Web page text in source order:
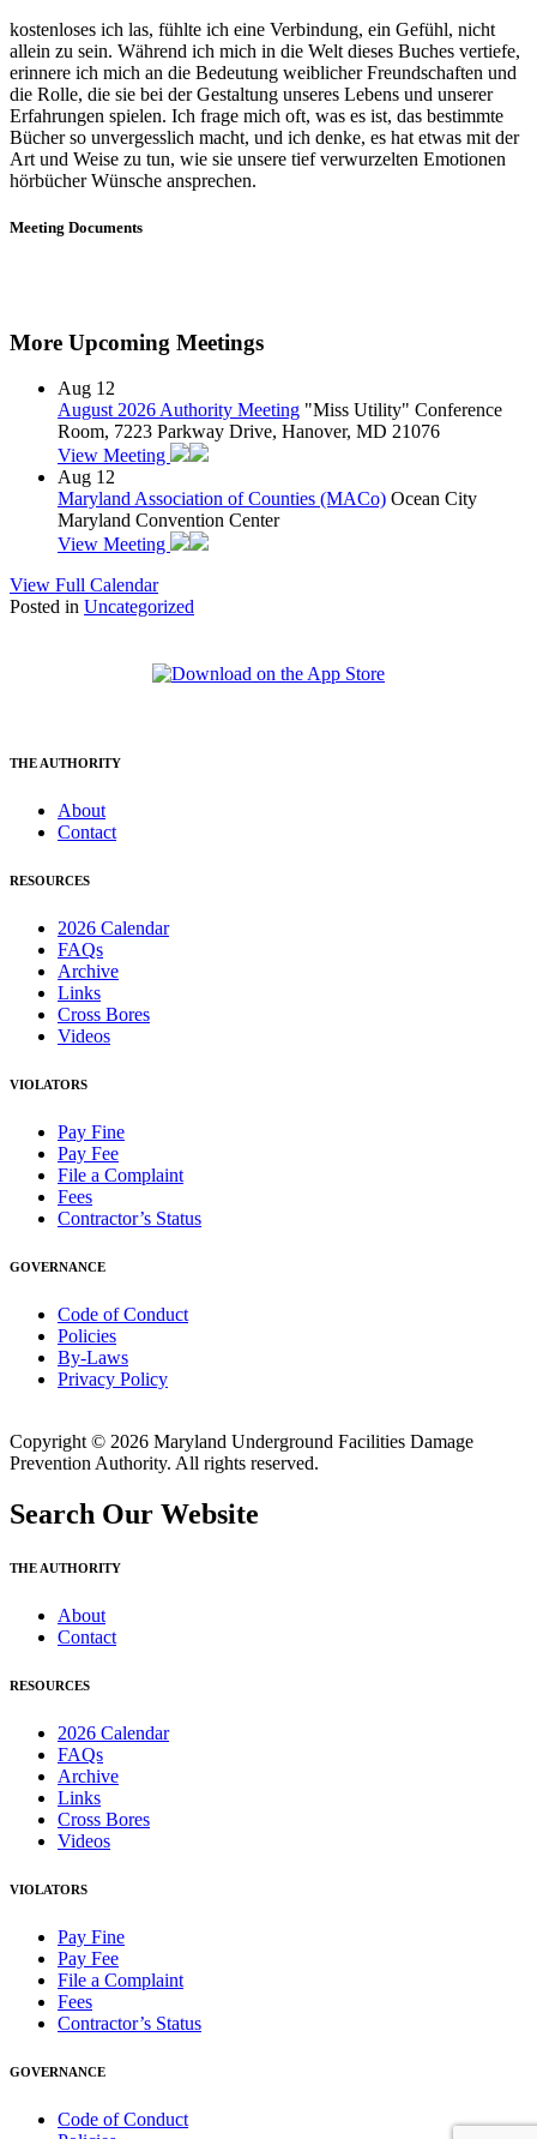
kostenloses ich las, fühlte ich eine Verbindung, ein Gefühl, nicht
allein zu sein. Während ich mich in die Welt dieses Buches vertiefe,
erinnere ich mich an die Bedeutung weiblicher Freundschaften und
die Rolle, die sie bei der Gestaltung unseres Lebens und unserer
Erfahrungen spielen. Ich frage mich oft, was es ist, das bestimmte
Bücher so unvergesslich macht, und ich denke, es hat etwas mit der
Art und Weise zu tun, wie sie unsere tief verwurzelten Emotionen
hörbücher Wünsche ansprechen.
Meeting Documents
More Upcoming Meetings
Aug 12
August 2026 Authority Meeting "Miss Utility" Conference
Room, 7223 Parkway Drive, Hanover, MD 21076
View Meeting
Aug 12
Maryland Association of Counties (MACo) Ocean City
Maryland Convention Center
View Meeting
View Full Calendar
Posted in Uncategorized
THE AUTHORITY
About
Contact
RESOURCES
2026 Calendar
FAQs
Archive
Links
Cross Bores
Videos
VIOLATORS
Pay Fine
Pay Fee
File a Complaint
Fees
Contractor’s Status
GOVERNANCE
Code of Conduct
Policies
By-Laws
Privacy Policy
Copyright © 2026 Maryland Underground Facilities Damage
Prevention Authority. All rights reserved.
Search Our Website
THE AUTHORITY
About
Contact
RESOURCES
2026 Calendar
FAQs
Archive
Links
Cross Bores
Videos
VIOLATORS
Pay Fine
Pay Fee
File a Complaint
Fees
Contractor’s Status
GOVERNANCE
Code of Conduct